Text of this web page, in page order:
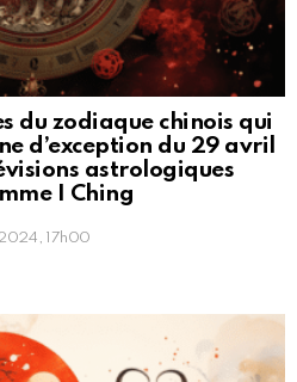
du zodiaque chinois qui
d’exception du 29 avril
astrologiques
I Ching
17h00